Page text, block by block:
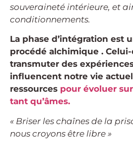
souveraineté intérieure, et
conditionnements.
La phase d’intégration est
procédé alchimique .
transmuter des
influencent notre vie
ressources pour évoluer
tant qu’âmes.
« Briser les chaînes de la
nous croyons être libre »